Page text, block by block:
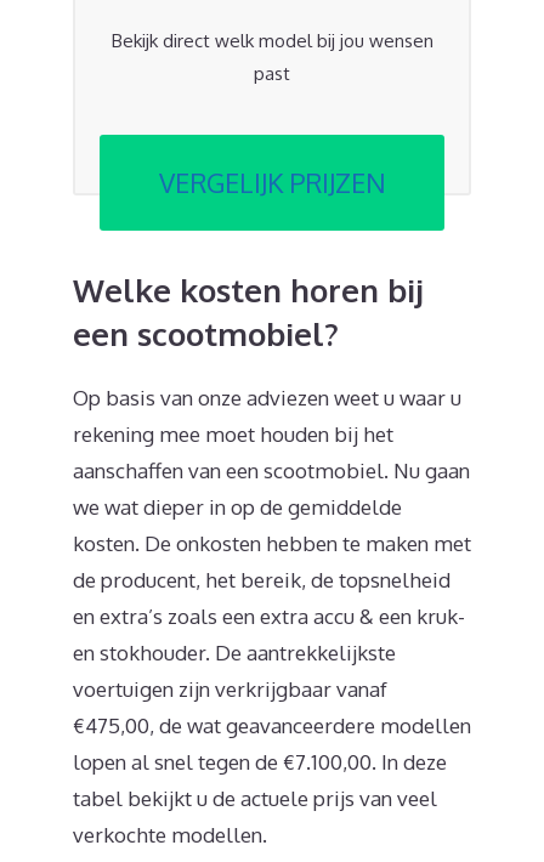
Bekijk direct welk model bij jou wensen
past
VERGELIJK PRIJZEN
Welke kosten horen bij
een scootmobiel?
Op basis van onze adviezen weet u waar u
rekening mee moet houden bij het
aanschaffen van een scootmobiel. Nu gaan
we wat dieper in op de gemiddelde
kosten. De onkosten hebben te maken met
de producent, het bereik, de topsnelheid
en extra’s zoals een extra accu & een kruk-
en stokhouder. De aantrekkelijkste
voertuigen zijn verkrijgbaar vanaf
€475,00, de wat geavanceerdere modellen
lopen al snel tegen de €7.100,00. In deze
tabel bekijkt u de actuele prijs van veel
verkochte modellen.